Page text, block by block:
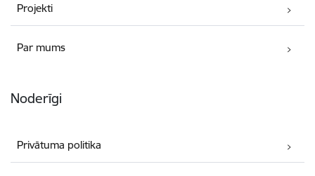
Projekti
Par mums
Noderīgi
Privātuma politika